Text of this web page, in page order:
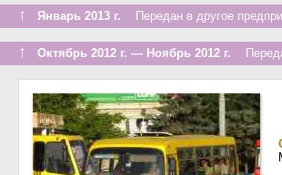
↑ Январь 2013 г. Передан в другое
↑ Октябрь 2012 г. — Ноябрь 2012 г.